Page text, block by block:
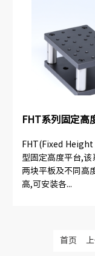
FHT系列固定高
FHT(Fixed Height
型固定高度平台,
两块平板及不同高
高,可安装各...
首页